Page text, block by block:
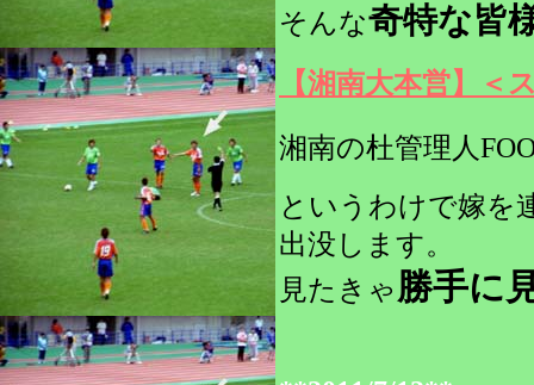
そんな奇特な皆
【湘南大本営】
湘南の杜管理人
というわけで嫁を
出没します。
見たきゃ 勝手に